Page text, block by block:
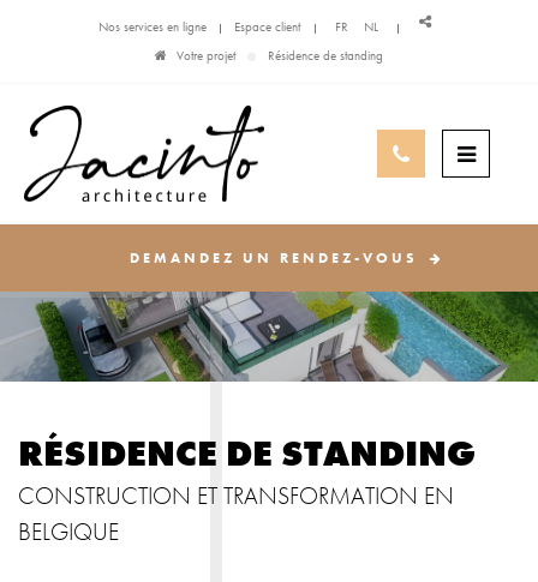
Nos services en ligne Espace client FR
NL
Votre projet
Résidence de standing
DEMANDEZ UN RENDEZ-VOUS
RÉSIDENCE DE STANDING
CONSTRUCTION ET TRANSFORMATION EN
BELGIQUE